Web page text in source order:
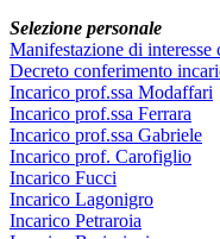
Selezione personale
Manifestazione di interesse
Decreto conferimento
Incarico prof.ssa Modaffari
Incarico prof.ssa Ferrara
Incarico prof.ssa Gabriele
Incarico prof. Carofiglio
Incarico Fucci
Incarico Lagonigro
Incarico Petraroia